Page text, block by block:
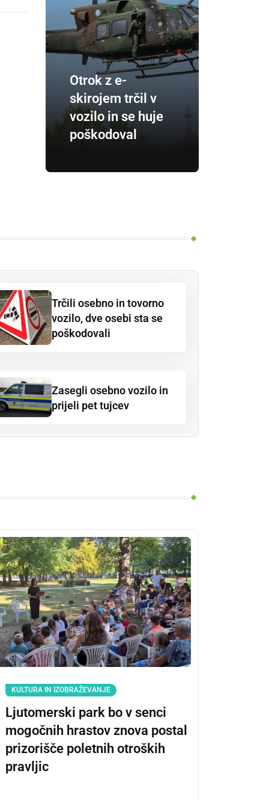
Otrok z e-
skirojem trčil v
vozilo in se huje
poškodoval
Trčili osebno in tovorno
vozilo, dve osebi sta se
poškodovali
Zasegli osebno vozilo in
prijeli pet tujcev
KULTURA IN IZOBRAŽEVANJE
Ljutomerski park bo v senci
mogočnih hrastov znova postal
prizorišče poletnih otroških
pravljic